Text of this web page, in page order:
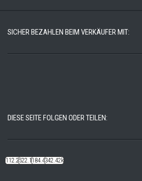
SICHER BEZAHLEN BEIM VERKÄUFER MIT:
DIESE SEITE FOLGEN ODER TEILEN:
112.22k522.14k184.48k342.42k